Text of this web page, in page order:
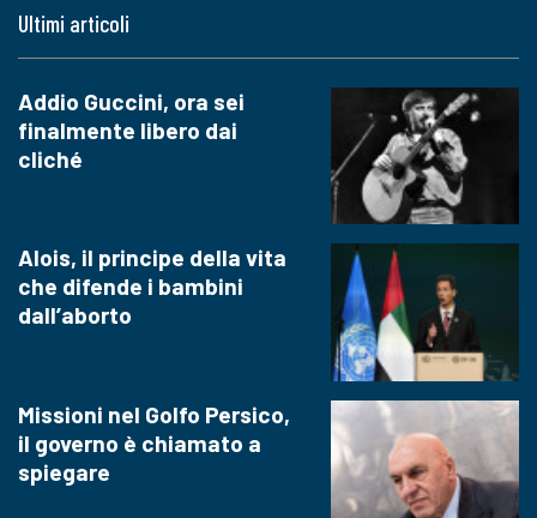
Ultimi articoli
Addio Guccini, ora sei
finalmente libero dai
cliché
Alois, il principe della vita
che difende i bambini
dall’aborto
Missioni nel Golfo Persico,
il governo è chiamato a
spiegare